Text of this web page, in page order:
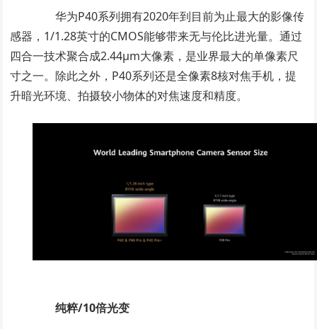
华为P40系列拥有2020年到目前为止最大的影像传
感器，1/1.28英寸的CMOS能够带来无与伦比进光量。通过
四合一技术聚合成2.44μm大像素，是业界最大的单像素尺
寸之一。除此之外，P40系列还是全像素8核对焦手机，提
升暗光环境、拍摄较小物体的对焦速度和精度。
纯粹/10倍光变